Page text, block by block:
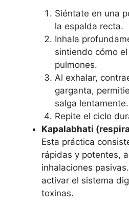
Siéntate en una
la espalda recta.
Inhala
sintiendo cómo
pulmones.
Al exhalar,
garganta,
salga lentamente.
Repite el ciclo
Kapalabhati
Esta práctica
rápidas y potentes,
inhalaciones
activar el sistema
toxinas.